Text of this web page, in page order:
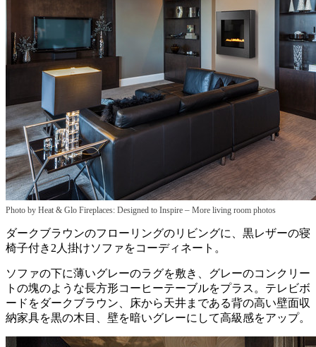
Photo by Heat & Glo Fireplaces: Designed to Inspire – More living room photos
ダークブラウンのフローリングのリビングに、黒レザーの寝
椅子付き2人掛けソファをコーディネート。
ソファの下に薄いグレーのラグを敷き、グレーのコンクリー
トの塊のような長方形コーヒーテーブルをプラス。テレビボ
ードをダークブラウン、床から天井まである背の高い壁面収
納家具を黒の木目、壁を暗いグレーにして高級感をアップ。